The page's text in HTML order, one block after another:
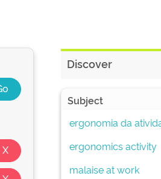
Discover
Subject
ergonomia da
ergonomics activity
malaise at work